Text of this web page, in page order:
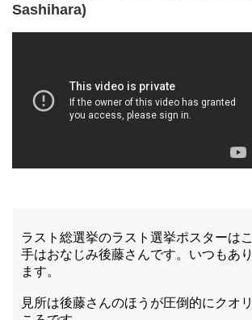
Sashihara)
ラスト総選挙のラスト選挙ポスターは
手はおなじみ後藤さんです。いつもあ
ます。
見所は後藤さんのほうが圧倒的にクオ